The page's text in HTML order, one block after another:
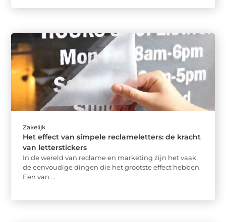
Zakelijk
Het effect van simpele reclameletters: de kracht
van letterstickers
In de wereld van reclame en marketing zijn het vaak
de eenvoudige dingen die het grootste effect hebben.
Een van ...